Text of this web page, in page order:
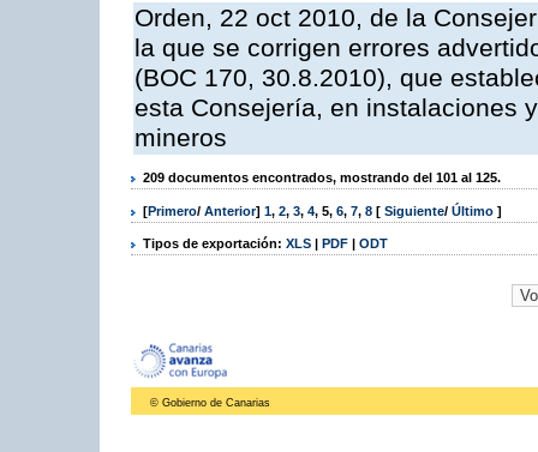
Orden, 22 oct 2010, de la
la que se corrigen errores
(BOC 170, 30.8.2010), que
esta Consejería, en instalaciones
mineros
209 documentos encontrados, mostrando del 101 al 125.
[Primero/ Anterior] 1, 2, 3, 4, 5, 6, 7, 8 [ Siguiente/ Último ]
Tipos de exportación: XLS | PDF | ODT
© Gobierno de Canarias